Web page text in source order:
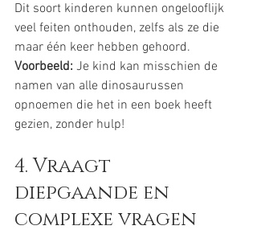
Dit soort kinderen kunnen ongelooflijk
veel feiten onthouden, zelfs als ze die
maar één keer hebben gehoord.
Voorbeeld: Je kind kan misschien de
namen van alle dinosaurussen
opnoemen die het in een boek heeft
gezien, zonder hulp!
4. Vraagt
diepgaande en
complexe vragen